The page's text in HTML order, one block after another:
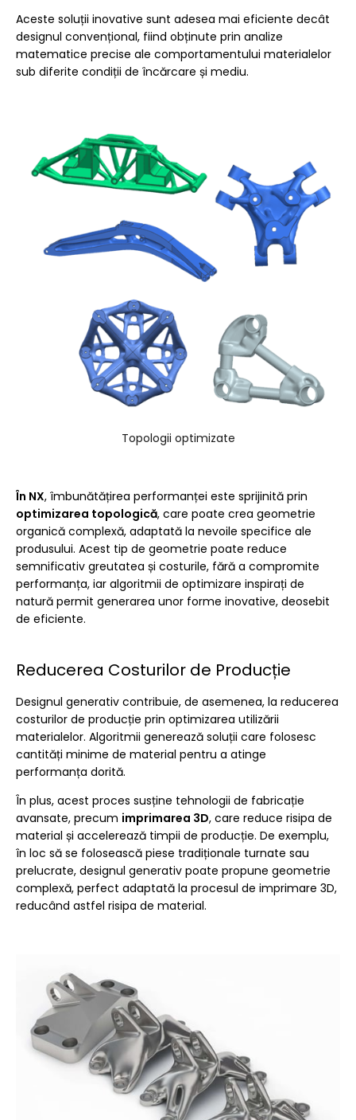
Aceste soluții inovative sunt adesea mai eficiente decât
designul convențional, fiind obținute prin analize
matematice precise ale comportamentului materialelor
sub diferite condiții de încărcare și mediu.
Topologii optimizate
În NX, îmbunătățirea performanței este sprijinită prin
optimizarea topologică, care poate crea geometrie
organică complexă, adaptată la nevoile specifice ale
produsului. Acest tip de geometrie poate reduce
semnificativ greutatea și costurile, fără a compromite
performanța, iar algoritmii de optimizare inspirați de
natură permit generarea unor forme inovative, deosebit
de eficiente.
Reducerea Costurilor de Producție
Designul generativ contribuie, de asemenea, la reducerea
costurilor de producție prin optimizarea utilizării
materialelor. Algoritmii generează soluții care folosesc
cantități minime de material pentru a atinge
performanța dorită.
În plus, acest proces susține tehnologii de fabricație
avansate, precum imprimarea 3D, care reduce risipa de
material și accelerează timpii de producție. De exemplu,
în loc să se folosească piese tradiționale turnate sau
prelucrate, designul generativ poate propune geometrie
complexă, perfect adaptată la procesul de imprimare 3D,
reducând astfel risipa de material.